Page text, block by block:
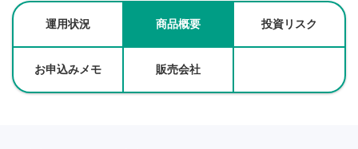
運用状況 商品概要 投資リスク
お申込みメモ 販売会社